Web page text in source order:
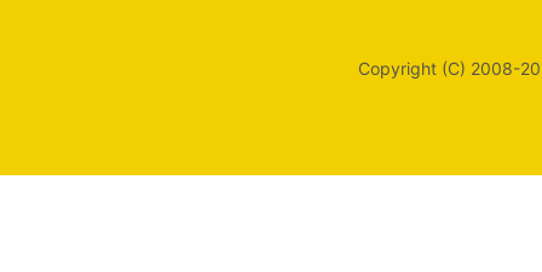
Copyright (C) 2008-